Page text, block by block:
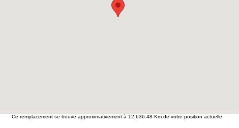
Ce remplacement se trouve approximativement à 12,636.48 Km de votre position actuelle.